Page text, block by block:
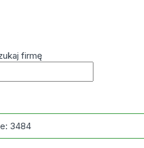
firmę
3484